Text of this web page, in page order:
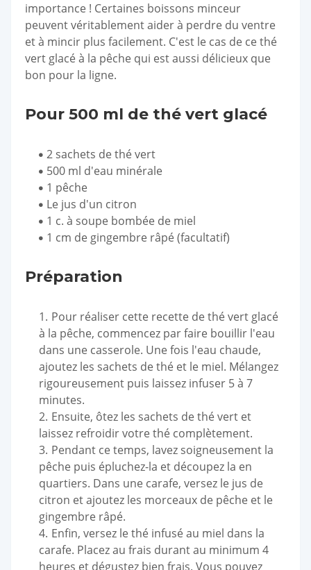
importance ! Certaines boissons minceur
peuvent véritablement aider à perdre du ventre
et à mincir plus facilement. C'est le cas de ce thé
vert glacé à la pêche qui est aussi délicieux que
bon pour la ligne.
Pour 500 ml de thé vert glacé
2 sachets de thé vert
500 ml d'eau minérale
1 pêche
Le jus d'un citron
1 c. à soupe bombée de miel
1 cm de gingembre râpé (facultatif)
Préparation
Pour réaliser cette recette de thé vert glacé
à la pêche, commencez par faire bouillir l'eau
dans une casserole. Une fois l'eau chaude,
ajoutez les sachets de thé et le miel. Mélangez
rigoureusement puis laissez infuser 5 à 7
minutes.
Ensuite, ôtez les sachets de thé vert et
laissez refroidir votre thé complètement.
Pendant ce temps, lavez soigneusement la
pêche puis épluchez-la et découpez la en
quartiers. Dans une carafe, versez le jus de
citron et ajoutez les morceaux de pêche et le
gingembre râpé.
Enfin, versez le thé infusé au miel dans la
carafe. Placez au frais durant au minimum 4
heures et dégustez bien frais. Vous pouvez